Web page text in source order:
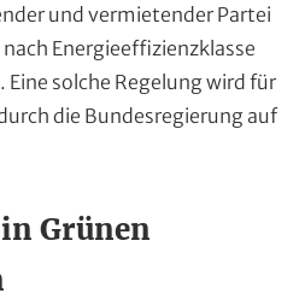
und vermietender Partei
Energieeffizienzklasse
Eine solche Regelung wird für
die Bundesregierung auf
Grünen